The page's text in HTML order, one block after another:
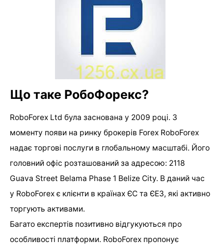
Що таке РобоФорекс?
RoboForex Ltd була заснована у 2009 році. З
моменту появи на ринку брокерів Forex RoboForex
надає торгові послуги в глобальному масштабі. Його
головний офіс розташований за адресою: 2118
Guava Street Belama Phase 1 Belize City. В даний час
у RoboForex є клієнти в країнах ЄС та ЄЕЗ, які активно
торгують активами.
Багато експертів позитивно відгукуються про
особливості платформи. RoboForex пропонує